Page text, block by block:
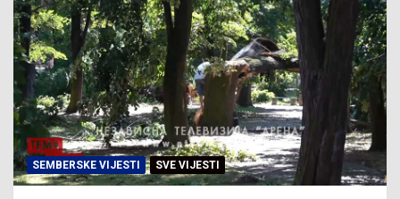
SEMBERSKE VIJESTI SVE VIJESTI